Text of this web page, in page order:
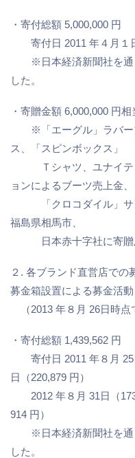
・寄付総額 5,000,000 円
寄付日 2011 年４月１
※日本経済新聞社を通
した。
・寄贈金額 6,000,000 円相
※「エーグル」ラバー
ス、「スピンボックス」
Ｔシャツ、ユナイテッ
ョンによるブーツ売上金、
「クロコダイル」サン
福島県相馬市、
日本赤十字社に寄贈及
２. 各ブランド直営店で
募金箱設置による募金活動
（2013 年８月 26日時点
・寄付総額 1,439,562 円
寄付日 2011 年８月 25
日（220,879 円）
2012 年８月 31日（
914 円）
※日本経済新聞社を通
した。